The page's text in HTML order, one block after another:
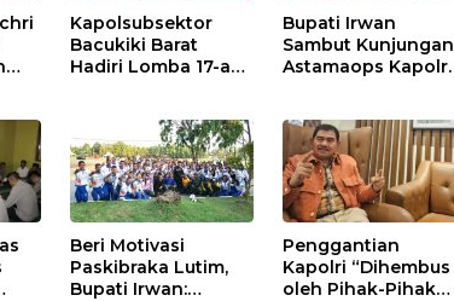
Kapolsubsektor
Bacukiki Barat
Hadiri Lomba 17-an
Kamtibmas
Bupati Irwan
Sambut Kunjungan
Astamaops Kapolri
Luwu Timur
Beri Motivasi
Paskibraka Lutim,
Bupati Irwan:
Penggantian
Kapolri “Dihembus
oleh Pihak-Pihak